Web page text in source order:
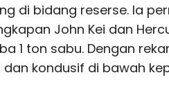
di bidang reserse. Ia
John Kei dan
1 ton sabu. Dengan
dan kondusif di bawah